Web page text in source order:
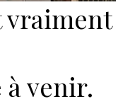
vraiment
venir.